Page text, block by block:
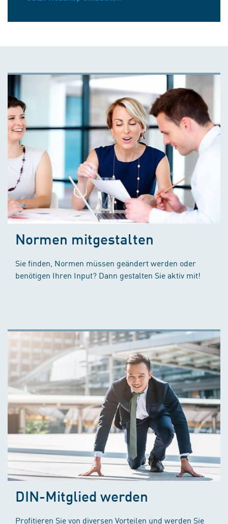
Normen mitgestalten
Sie finden, Normen müssen geändert werden oder
benötigen Ihren Input? Dann gestalten Sie aktiv mit!
DIN-Mitglied werden
Profitieren Sie von diversen Vorteilen und werden Sie